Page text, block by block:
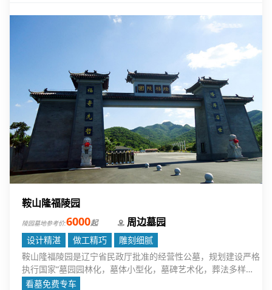
鞍山隆福陵园
陵园墓地参考价:6000起 周边墓园
设计精湛 做工精巧
雕刻细腻
鞍山隆福陵园是辽宁省民政厅批准的经营性公墓，规划建设严格
执行国家“墓园园林化，墓体小型化，墓碑艺术化，葬法多样
化，祭祀环保化，服务人性化的标准”。
看墓免费专车